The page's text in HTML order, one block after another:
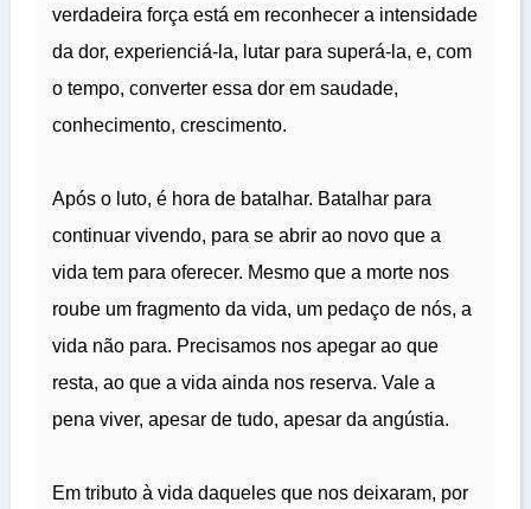
verdadeira força está em reconhecer a intensidade
da dor, experienciá-la, lutar para superá-la, e, com
o tempo, converter essa dor em saudade,
conhecimento, crescimento.
Após o luto, é hora de batalhar. Batalhar para
continuar vivendo, para se abrir ao novo que a
vida tem para oferecer. Mesmo que a morte nos
roube um fragmento da vida, um pedaço de nós, a
vida não para. Precisamos nos apegar ao que
resta, ao que a vida ainda nos reserva. Vale a
pena viver, apesar de tudo, apesar da angústia.
Em tributo à vida daqueles que nos deixaram, por